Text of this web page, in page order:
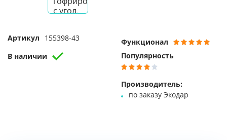
Артикул 155398-43
В наличии
Функционал
Популярность
Производитель:
по заказу Экодар